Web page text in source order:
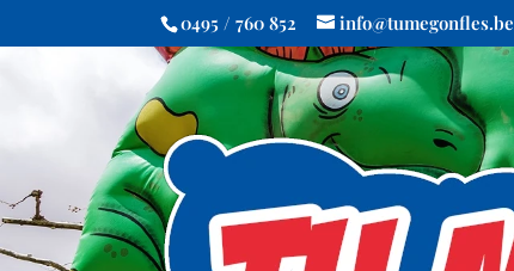
0495 / 760 852 info@tumegonfles.be